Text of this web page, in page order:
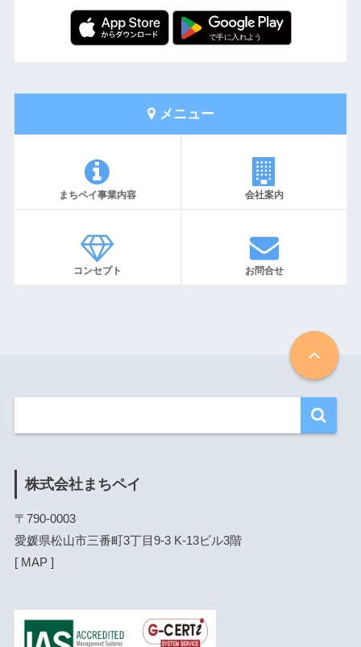
メニュー
まちペイ事業内容 会社案内
コンセプト お問合せ
株式会社まちペイ
〒790-0003
愛媛県松山市三番町3丁目9-3 K-13ビル3階
[ MAP ]